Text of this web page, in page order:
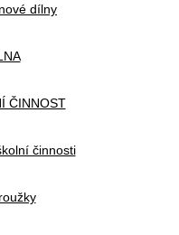
dílny
ČINNOST
činnosti